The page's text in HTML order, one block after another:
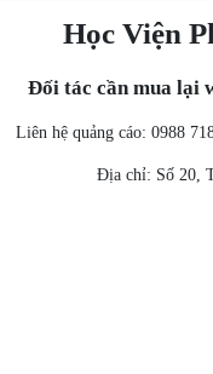
Học Viện
Đối tác cần mua lại
Liên hệ quảng cáo: 0988
Địa chỉ: Số 20,